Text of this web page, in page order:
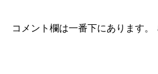
コメント欄は一番下にあります。